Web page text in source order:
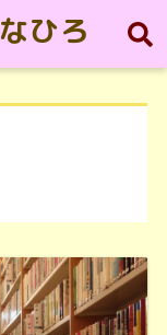
ひろ